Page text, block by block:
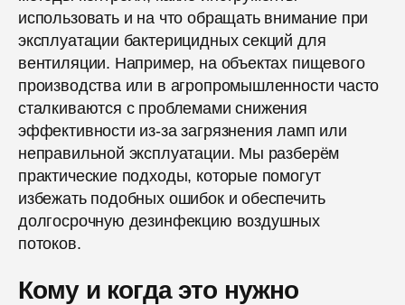
использовать и на что обращать внимание при
эксплуатации бактерицидных секций для
вентиляции. Например, на объектах пищевого
производства или в агропромышленности часто
сталкиваются с проблемами снижения
эффективности из-за загрязнения ламп или
неправильной эксплуатации. Мы разберём
практические подходы, которые помогут
избежать подобных ошибок и обеспечить
долгосрочную дезинфекцию воздушных
потоков.
Кому и когда это нужно